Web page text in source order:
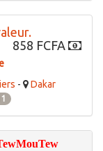
858 FCFA
-
Dakar
1